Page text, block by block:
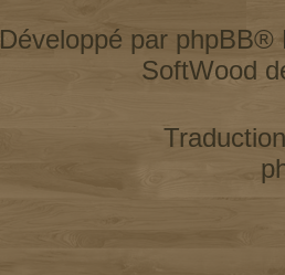
Développé par phpBB®
SoftWood